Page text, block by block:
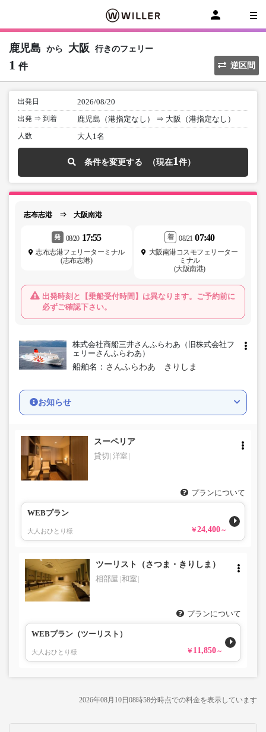
鹿児島 から 大阪 行きのフェリー
1 件 逆区間
出発日 2026/08/20
出発 ⇒ 到着 鹿児島（港指定なし） ⇒ 大阪（港指定なし）
人数 大人1名
条件を変更する 1
志布志港 ⇒ 大阪南港
発 08/20 17:55
志布志港フェリーターミナル
(志布志港)
出発時刻と【乗船受付時間】は異なります。ご予約前に
必ずご確認下さい。
着 08/21 07:40
大阪南港コスモフェリーター
ミナル
(大阪南港)
株式会社商船三井さんふらわあ（旧株式会社フ
ェリーさんふらわあ）
船舶名： さんふらわあ きりしま
お知らせ
スーペリア
貸切 洋室
プランについて
WEBプラン
大人おひとり様 24,400
ツーリスト（さつま・きりしま）
相部屋 和室
プランについて
WEBプラン（ツーリスト）
大人おひとり様 11,850
2026年08月10日08時58分時点での料金を表示しています